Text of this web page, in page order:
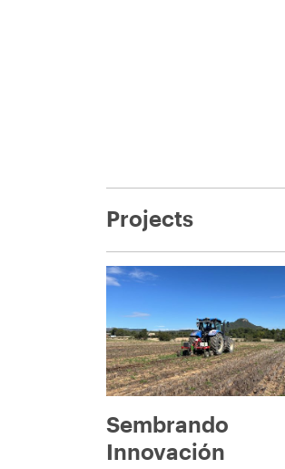
Projects
Sembrando
Innovación